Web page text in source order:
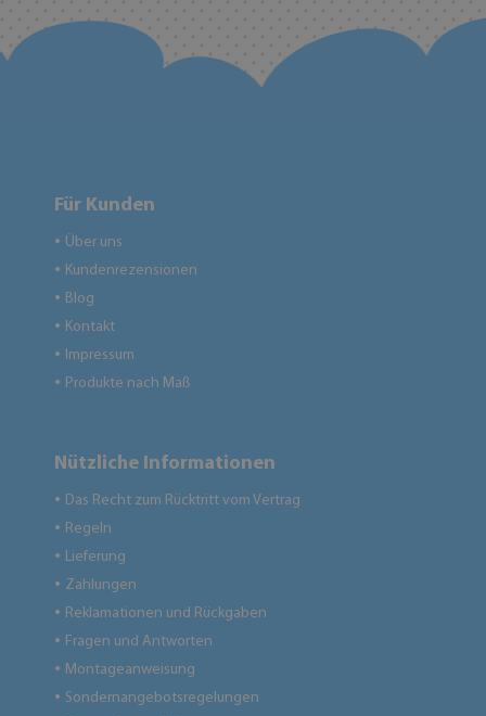
Für Kunden
● Über uns
● Kundenrezensionen
● Blog
● Kontakt
● Impressum
● Produkte nach Maß
Nützliche Informationen
● Das Recht zum Rücktritt vom Vertrag
● Regeln
● Lieferung
● Zahlungen
● Reklamationen und Rückgaben
● Fragen und Antworten
● Montageanweisung
● Sondernangebotsregelungen